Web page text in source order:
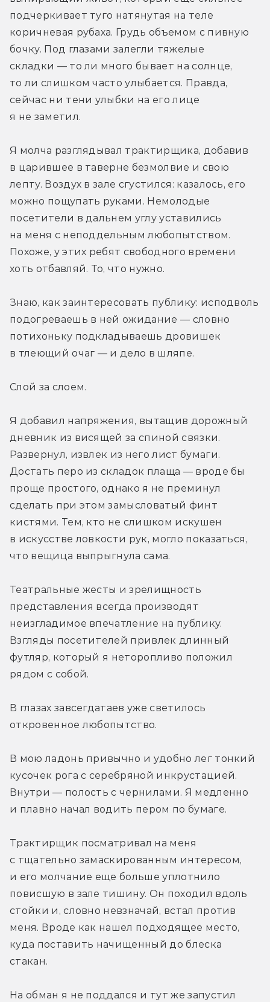
подчеркивает туго натянутая на теле
коричневая рубаха. Грудь объемом с пивную
бочку. Под глазами залегли тяжелые
складки — то ли много бывает на солнце,
то ли слишком часто улыбается. Правда,
сейчас ни тени улыбки на его лице
я не заметил.
Я молча разглядывал трактирщика, добавив
в царившее в таверне безмолвие и свою
лепту. Воздух в зале сгустился: казалось, его
можно пощупать руками. Немолодые
посетители в дальнем углу уставились
на меня с неподдельным любопытством.
Похоже, у этих ребят свободного времени
хоть отбавляй. То, что нужно.
Знаю, как заинтересовать публику: исподволь
подогреваешь в ней ожидание — словно
потихоньку подкладываешь дровишек
в тлеющий очаг — и дело в шляпе.
Слой за слоем.
Я добавил напряжения, вытащив дорожный
дневник из висящей за спиной связки.
Развернул, извлек из него лист бумаги.
Достать перо из складок плаща — вроде бы
проще простого, однако я не преминул
сделать при этом замысловатый финт
кистями. Тем, кто не слишком искушен
в искусстве ловкости рук, могло показаться,
что вещица выпрыгнула сама.
Театральные жесты и зрелищность
представления всегда производят
неизгладимое впечатление на публику.
Взгляды посетителей привлек длинный
футляр, который я неторопливо положил
рядом с собой.
В глазах завсегдатаев уже светилось
откровенное любопытство.
В мою ладонь привычно и удобно лег тонкий
кусочек рога с серебряной инкрустацией.
Внутри — полость с чернилами. Я медленно
и плавно начал водить пером по бумаге.
Трактирщик посматривал на меня
с тщательно замаскированным интересом,
и его молчание еще больше уплотнило
повисшую в зале тишину. Он походил вдоль
стойки и, словно невзначай, встал против
меня. Вроде как нашел подходящее место,
куда поставить начищенный до блеска
стакан.
На обман я не поддался и тут же запустил